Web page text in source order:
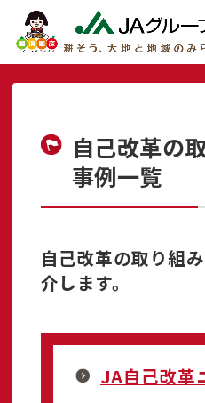
自己改革の
事例一覧
自己改革の取り組
介します。
JA自己改革